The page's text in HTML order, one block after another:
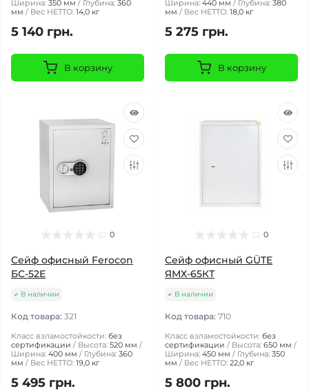
Ширина: 350 мм Глубина: 360
мм
Вес НЕТТО: 14,0 кг
5 140 грн.
В корзину
Ширина: 440 мм Глубина: 380
мм
Вес НЕТТО: 18,0 кг
5 275 грн.
В корзину
0
Сейф офисный Ferocon
БС-52Е
В наличии
Код товара: 321
Класс взламостойкости: без
сертификации
Высота: 520 мм
Ширина: 400 мм Глубина: 360
мм
Вес НЕТТО: 19,0 кг
5 495 грн.
0
Сейф офисный GÜTE
ЯМХ-65КТ
В наличии
Код товара: 710
Класс взламостойкости: без
сертификации
Высота: 650 мм
Ширина: 450 мм Глубина: 350
мм
Вес НЕТТО: 22,0 кг
5 800 грн.